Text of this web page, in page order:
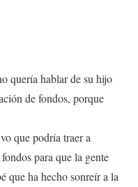
quería hablar de su hijo
de fondos, porque
que podría traer a
para que la gente
que ha hecho sonreír a la